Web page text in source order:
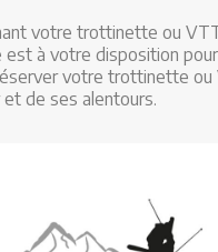
votre trottinette ou
à votre disposition
votre trottinette
de ses alentours.